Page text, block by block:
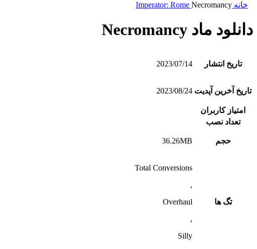
خانه
Imperator: Rome Necromancy
دانلود ماد Necromancy
تاریخ انتشار 2023/07/14
تاریخ آخرین آپدیت 2023/08/24
امتیاز کاربران
تعداد نصب
حجم 36.26MB
تگ ها
Total Conversions
,
Overhaul
,
Silly